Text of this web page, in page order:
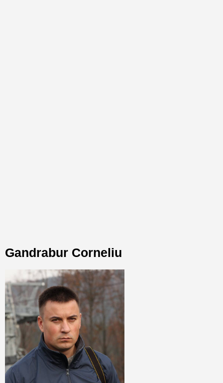
Gandrabur Corneliu